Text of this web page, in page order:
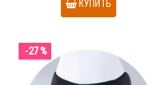
КУПИТЬ
-27 %